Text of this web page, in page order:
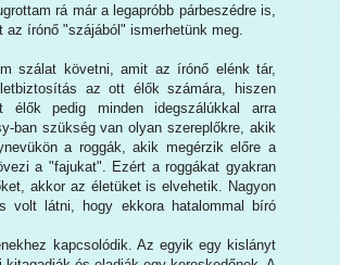
rá már a legapróbb párbeszédre is,
írónő "szájából" ismerhetünk meg.
szálat követni, amit az írónő elénk tár,
az ott élők számára, hiszen
élők pedig minden idegszálúkkal arra
ban szükség van olyan szereplőkre, akik
a roggák, akik megérzik előre a
a "fajukat". Ezért a roggákat gyakran
akkor az életüket is elvehetik. Nagyon
volt látni, hogy ekkora hatalommal bíró
kapcsolódik. Az egyik egy kislányt